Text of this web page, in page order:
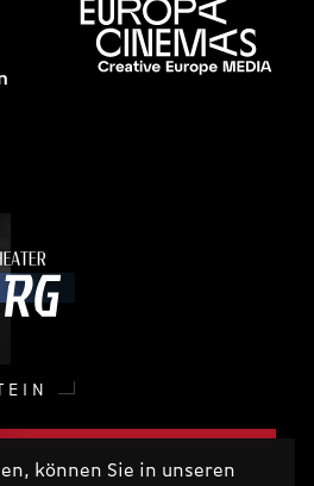
können Sie in unseren